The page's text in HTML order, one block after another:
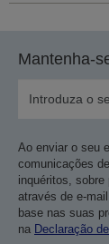
Mantenha-
Ao enviar o seu
comunicações
inquéritos,
através de e-
base nas suas
na Declaração